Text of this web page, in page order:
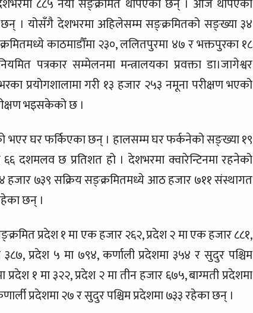
८८५ नयाँ सङ्क्रमित थपिएका छन् । आज थपिएका
। योसँगै देशभरमा अहिलेसम्म सङ्क्रमितको सङ्ख्या ३४
काठमाडौँमा २३०, ललितपुरमा ४७ र भक्तपुरका १८
पत्रकार सम्मेलनमा मन्त्रालयका प्रवक्ता डा।जागेश्वर
प्रयोगशालामा गरी १३ हजार २५३ नमूना परीक्षण भएको
भइसकेको छ ।
भएर घर फर्किएका छन् । हालसम्म घर फर्कनेको सङ्ख्या १९
दशमलव छ प्रतिशत हो । देशभरमा क्वारेन्टिनमा रहनेको
हजार ७३९ सक्रिय सङ्क्रमितमध्ये आठ हजार ७११ संस्थागत
छन् ।
प्रदेश १ मा एक हजार २६२, प्रदेश २ मा एक हजार ८८१,
प्रदेश ५ मा ७९४, कर्णाली प्रदेशमा ३५४ र सुदुर पश्चिम
१ मा ३२२, प्रदेश २ मा तीन हजार ६७५, बाग्मती प्रदेशमा
प्रदेशमा २७ र सुदुर पश्चिम प्रदेशमा ७३३ रहेका छन् ।